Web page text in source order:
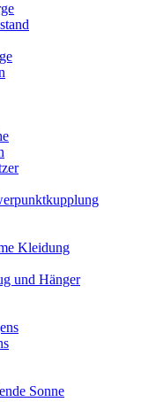
Kleidung
und Hänger
Sonne